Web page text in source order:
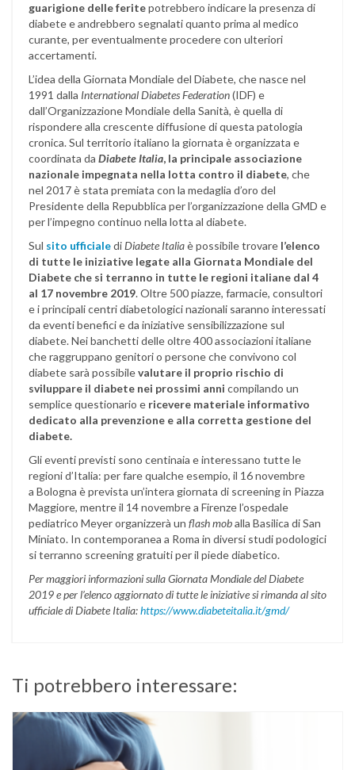
guarigione delle feritepotrebbero indicare la presenza di
diabete e andrebbero segnalati quanto prima al medico
curante, per eventualmente procedere con ulteriori
accertamenti.
L’idea della Giornata Mondiale del Diabete, che nasce nel
1991 dalla International Diabetes Federation(IDF) e
dall’Organizzazione Mondiale della Sanità, è quella di
rispondere alla crescente diffusione di questa patologia
cronica. Sul territorio italiano la giornata è organizzata e
coordinata da Diabete Italia, la principale associazione
nazionale impegnata nella lotta contro il diabete, che
nel 2017 è stata premiata con la medaglia d’oro del
Presidente della Repubblica per l’organizzazione della GMD e
per l’impegno continuo nella lotta al diabete.
Sul sito ufficialediDiabete Italiaè possibile trovare l’elenco
di tutte le iniziative legate alla Giornata Mondiale del
Diabete che si terranno in tutte le regioni italiane dal 4
al 17 novembre 2019. Oltre 500 piazze, farmacie, consultori
e i principali centri diabetologici nazionali saranno interessati
da eventi benefici e da iniziative sensibilizzazione sul
diabete. Nei banchetti delle oltre 400 associazioni italiane
che raggruppano genitori o persone che convivono col
diabete sarà possibilevalutare il proprio rischio di
sviluppare il diabete nei prossimi anni compilando un
semplice questionario e ricevere materiale informativo
dedicato alla prevenzione e alla corretta gestione del
diabete.
Gli eventi previsti sono centinaia e interessano tutte le
regioni d’Italia: per fare qualche esempio, il 16 novembre
a Bologna è prevista un’intera giornata di screening in Piazza
Maggiore, mentre il 14 novembre a Firenze l’ospedale
pediatrico Meyer organizzerà un flash moballa Basilica di San
Miniato. In contemporanea a Roma in diversi studi podologici
si terranno screening gratuiti per il piede diabetico.
Per maggiori informazioni sullaGiornata Mondiale del Diabete
2019 e per l’elenco aggiornato di tutte le iniziative si rimanda al sito
ufficiale diDiabete Italia:https://www.diabeteitalia.it/gmd/
Ti potrebbero interessare: